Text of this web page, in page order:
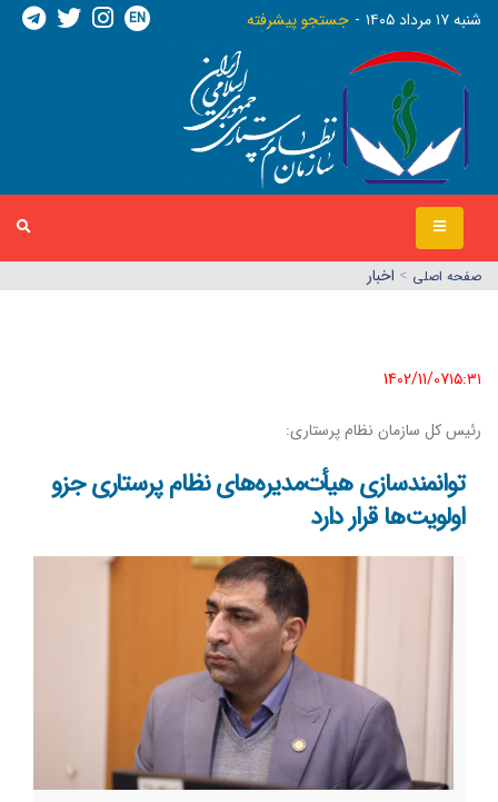
شنبه ١٧ مرداد ١٤٠٥ جستجو پیشرفته EN
صفحه اصلي > اخبار
1402/11/07١٥:٣١
رئیس کل سازمان نظام پرستاری:
توانمندسازی هیأت‌مدیره‌های نظام پرستاری جزو
اولویت‌ها قرار دارد